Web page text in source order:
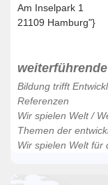
Am Inselpark 1
21109 Hamburg"}
Bildung trifft
Referenzen
Wir spielen Welt /
Themen der
Wir spielen Welt für